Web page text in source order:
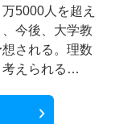
5000人を超え
今後、大学教
される。理数
考えられる…